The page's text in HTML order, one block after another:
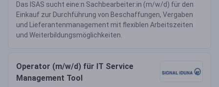
Das ISAS sucht eine:n Sachbearbeiter:in (m/w/d) für den
Einkauf zur Durchführung von Beschaffungen, Vergaben
und Lieferantenmanagement mit flexiblen Arbeitszeiten
und Weiterbildungsmöglichkeiten.
Operator (m/w/d) für IT Service
Management Tool